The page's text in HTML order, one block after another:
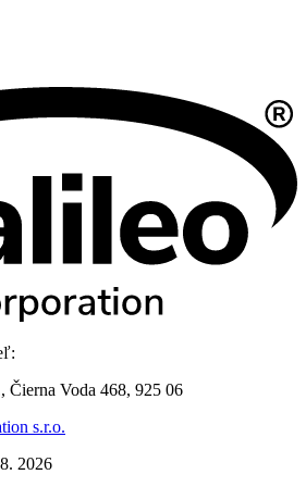
Čierna Voda 468, 925 06
s.r.o.
2026